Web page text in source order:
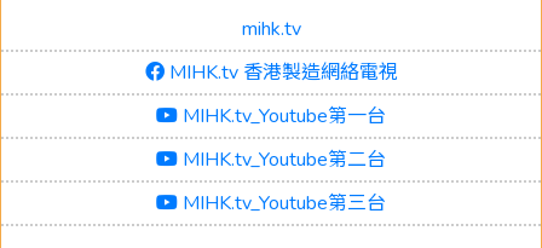
mihk.tv
MIHK.tv 香港製造網絡電視
MIHK.tv_Youtube第一台
MIHK.tv_Youtube第二台
MIHK.tv_Youtube第三台